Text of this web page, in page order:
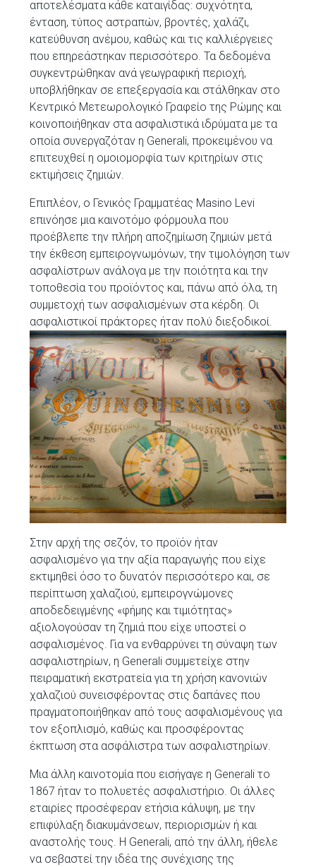
αποτελέσματα κάθε καταιγίδας: συχνότητα,
ένταση, τύπος αστραπών, βροντές, χαλάζι,
κατεύθυνση ανέμου, καθώς και τις καλλιέργειες
που επηρεάστηκαν περισσότερο. Τα δεδομένα
συγκεντρώθηκαν ανά γεωγραφική περιοχή,
υποβλήθηκαν σε επεξεργασία και στάλθηκαν στο
Κεντρικό Μετεωρολογικό Γραφείο της Ρώμης και
κοινοποιήθηκαν στα ασφαλιστικά ιδρύματα με τα
οποία συνεργαζόταν η Generali, προκειμένου να
επιτευχθεί η ομοιομορφία των κριτηρίων στις
εκτιμήσεις ζημιών.
Επιπλέον, ο Γενικός Γραμματέας Masino Levi
επινόησε μια καινοτόμο φόρμουλα που
προέβλεπε την πλήρη αποζημίωση ζημιών μετά
την έκθεση εμπειρογνωμόνων, την τιμολόγηση των
ασφαλίστρων ανάλογα με την ποιότητα και την
τοποθεσία του προϊόντος και, πάνω από όλα, τη
συμμετοχή των ασφαλισμένων στα κέρδη. Οι
ασφαλιστικοί πράκτορες ήταν πολύ διεξοδικοί.
Στην αρχή της σεζόν, το προϊόν ήταν
ασφαλισμένο για την αξία παραγωγής που είχε
εκτιμηθεί όσο το δυνατόν περισσότερο και, σε
περίπτωση χαλαζιού, εμπειρογνώμονες
αποδεδειγμένης «φήμης και τιμιότητας»
αξιολογούσαν τη ζημιά που είχε υποστεί ο
ασφαλισμένος. Για να ενθαρρύνει τη σύναψη των
ασφαλιστηρίων, η Generali συμμετείχε στην
πειραματική εκστρατεία για τη χρήση κανονιών
χαλαζιού συνεισφέροντας στις δαπάνες που
πραγματοποιήθηκαν από τους ασφαλισμένους για
τον εξοπλισμό, καθώς και προσφέροντας
έκπτωση στα ασφάλιστρα των ασφαλιστηρίων.
Μια άλλη καινοτομία που εισήγαγε η Generali το
1867 ήταν το πολυετές ασφαλιστήριο. Οι άλλες
εταιρίες προσέφεραν ετήσια κάλυψη, με την
επιφύλαξη διακυμάνσεων, περιορισμών ή και
αναστολής τους. Η Generali, από την άλλη, ήθελε
να σεβαστεί την ιδέα της συνέχισης της